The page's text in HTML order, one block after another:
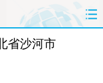
経済
省沙河市